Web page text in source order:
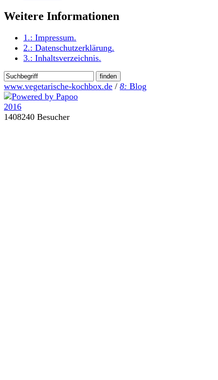
Weitere Informationen
1.: Impressum.
2.: Datenschutzerklärung.
3.: Inhaltsverzeichnis.
www.vegetarische-kochbox.de / 8: Blog
1408240 Besucher